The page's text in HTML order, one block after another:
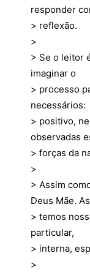
responder
> reflexão.
>
> Se o leitor
imaginar o
> processo
necessários:
> positivo,
observadas
> forças da
>
> Assim
Deus Mãe.
> temos
particular,
> interna,
>